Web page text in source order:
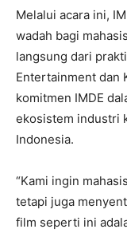
Melalui acara ini,
wadah bagi
langsung dari
Entertainment dan
komitmen IMDE
ekosistem industri
Indonesia.
“Kami ingin
tetapi juga
film seperti ini